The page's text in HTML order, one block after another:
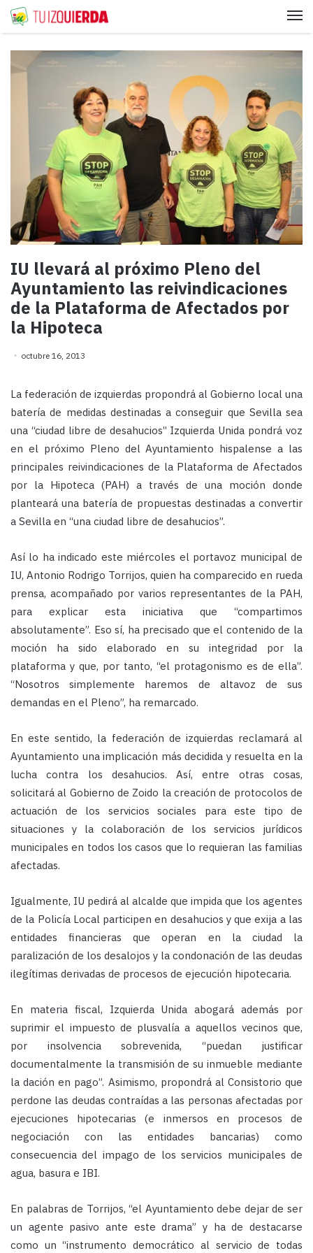
IU llevará al próximo Pleno del
Ayuntamiento las reivindicaciones
de la Plataforma de Afectados por
la Hipoteca
octubre 16, 2013
La federación de izquierdas propondrá al Gobierno local una
batería de medidas destinadas a conseguir que Sevilla sea
una “ciudad libre de desahucios” Izquierda Unida pondrá voz
en el próximo Pleno del Ayuntamiento hispalense a las
principales reivindicaciones de la Plataforma de Afectados
por la Hipoteca (PAH) a través de una moción donde
planteará una batería de propuestas destinadas a convertir
a Sevilla en “una ciudad libre de desahucios”.
Así lo ha indicado este miércoles el portavoz municipal de
IU, Antonio Rodrigo Torrijos, quien ha comparecido en rueda
prensa, acompañado por varios representantes de la PAH,
para explicar esta iniciativa que “compartimos
absolutamente”. Eso sí, ha precisado que el contenido de la
moción ha sido elaborado en su integridad por la
plataforma y que, por tanto, “el protagonismo es de ella”.
“Nosotros simplemente haremos de altavoz de sus
demandas en el Pleno”, ha remarcado.
En este sentido, la federación de izquierdas reclamará al
Ayuntamiento una implicación más decidida y resuelta en la
lucha contra los desahucios. Así, entre otras cosas,
solicitará al Gobierno de Zoido la creación de protocolos de
actuación de los servicios sociales para este tipo de
situaciones y la colaboración de los servicios jurídicos
municipales en todos los casos que lo requieran las familias
afectadas.
Igualmente, IU pedirá al alcalde que impida que los agentes
de la Policía Local participen en desahucios y que exija a las
entidades financieras que operan en la ciudad la
paralización de los desalojos y la condonación de las deudas
ilegítimas derivadas de procesos de ejecución hipotecaria.
En materia fiscal, Izquierda Unida abogará además por
suprimir el impuesto de plusvalía a aquellos vecinos que,
por insolvencia sobrevenida, “puedan justificar
documentalmente la transmisión de su inmueble mediante
la dación en pago”. Asimismo, propondrá al Consistorio que
perdone las deudas contraídas a las personas afectadas por
ejecuciones hipotecarias (e inmersos en procesos de
negociación con las entidades bancarias) como
consecuencia del impago de los servicios municipales de
agua, basura e IBI.
En palabras de Torrijos, “el Ayuntamiento debe dejar de ser
un agente pasivo ante este drama” y ha de destacarse
como un “instrumento democrático al servicio de todas